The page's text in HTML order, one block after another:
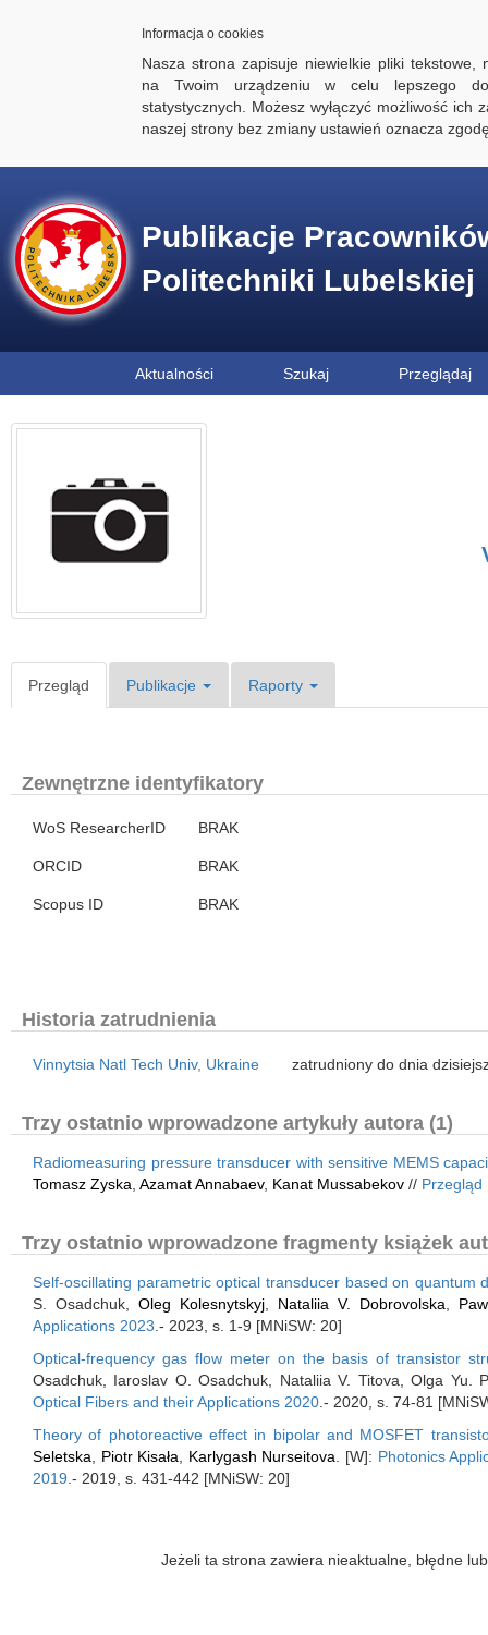
Informacja o cookies
Nasza strona zapisuje niewielkie pliki tekstowe,
na Twoim urządzeniu w celu lepszego
statystycznych. Możesz wyłączyć możliwość ich
naszej strony bez zmiany ustawień oznacza
Publikacje
Politechniki Lubelskiej
Aktualności Szukaj Przeglądaj
Przegląd Publikacje Raporty
Zewnętrzne identyfikatory
WoS ResearcherID BRAK
ORCID BRAK
Scopus ID BRAK
Historia zatrudnienia
Vinnytsia Natl Tech Univ, Ukraine zatrudniony do dnia
Trzy ostatnio wprowadzone artykuły autora (1)
Radiomeasuring pressure transducer with sensitive MEMS
Tomasz Zyska Azamat Annabaev, Kanat Mussabekov // Przegląd
Trzy ostatnio wprowadzone fragmenty książek
Self-oscillating parametric optical transducer based on quantum
S. Osadchuk,Oleg Kolesnytskyj Nataliia V. Dobrovolska
Applications 2023 .- 2023, s. 1-9 [MNiSW: 20]
Optical-frequency gas flow meter on the basis of transistor
Osadchuk, Iaroslav O. Osadchuk, Nataliia V. Titova, Olga Yu.
Optical Fibers and their Applications 2020 .- 2020, s. 74-81
Theory of photoreactive effect in bipolar and MOSFET
Seletska
Piotr Kisała Karlygash Nurseitova . [W]: Photonics
2019 .- 2019, s. 431-442 [MNiSW: 20]
Jeżeli ta strona zawiera nieaktualne, błędne